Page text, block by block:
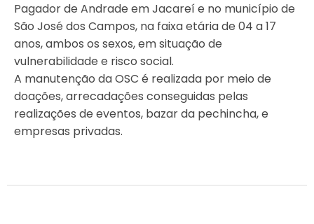
Pagador de Andrade em Jacareí e no município de
São José dos Campos, na faixa etária de 04 a 17
anos, ambos os sexos, em situação de
vulnerabilidade e risco social.
A manutenção da OSC é realizada por meio de
doações, arrecadações conseguidas pelas
realizações de eventos, bazar da pechincha, e
empresas privadas.